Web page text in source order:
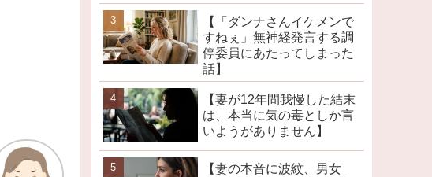
【「ダンナさんイケメンで
すねぇ」無神経発言する調
停委員にあたってしまった
話】
【妻が12年間我慢した結末
は、本当に気の毒としか言
いようがありません】
【妻の本音に波紋、男女